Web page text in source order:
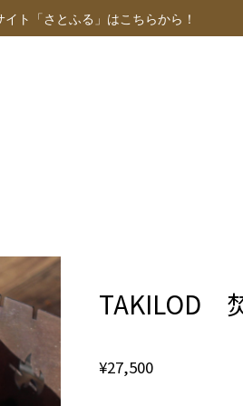
ト「さとふる」はこちらから！
TAKILOD
¥27,500